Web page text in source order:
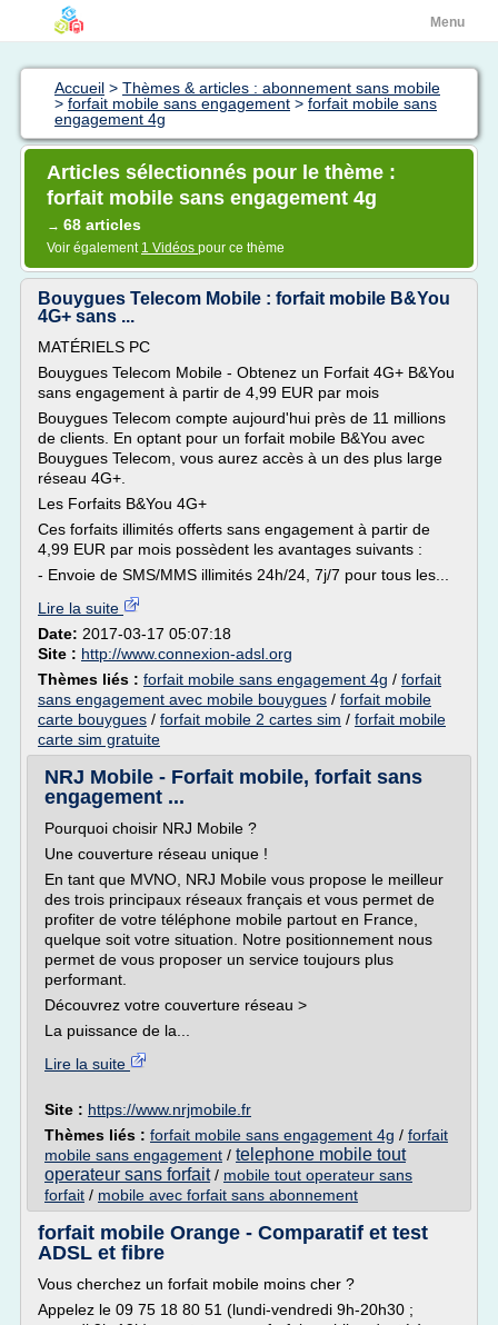
Menu
Accueil > Thèmes & articles : abonnement sans mobile
> forfait mobile sans engagement > forfait mobile sans
engagement 4g
Articles sélectionnés pour le thème :
forfait mobile sans engagement 4g
→ 68 articles
Voir également 1 Vidéos pour ce thème
Bouygues Telecom Mobile : forfait mobile B&You
4G+ sans ...
MATÉRIELS PC
Bouygues Telecom Mobile - Obtenez un Forfait 4G+ B&You
sans engagement à partir de 4,99 EUR par mois
Bouygues Telecom compte aujourd'hui près de 11 millions
de clients. En optant pour un forfait mobile B&You avec
Bouygues Telecom, vous aurez accès à un des plus large
réseau 4G+.
Les Forfaits B&You 4G+
Ces forfaits illimités offerts sans engagement à partir de
4,99 EUR par mois possèdent les avantages suivants :
- Envoie de SMS/MMS illimités 24h/24, 7j/7 pour tous les...
Lire la suite
Date: 2017-03-17 05:07:18
Site : http://www.connexion-adsl.org
Thèmes liés : forfait mobile sans engagement 4g / forfait
sans engagement avec mobile bouygues / forfait mobile
carte bouygues / forfait mobile 2 cartes sim / forfait mobile
carte sim gratuite
NRJ Mobile - Forfait mobile, forfait sans
engagement ...
Pourquoi choisir NRJ Mobile ?
Une couverture réseau unique !
En tant que MVNO, NRJ Mobile vous propose le meilleur
des trois principaux réseaux français et vous permet de
profiter de votre téléphone mobile partout en France,
quelque soit votre situation. Notre positionnement nous
permet de vous proposer un service toujours plus
performant.
Découvrez votre couverture réseau >
La puissance de la...
Lire la suite
Site : https://www.nrjmobile.fr
Thèmes liés : forfait mobile sans engagement 4g / forfait
mobile sans engagement / telephone mobile tout
operateur sans forfait/ mobile tout operateur sans
forfait / mobile avec forfait sans abonnement
forfait mobile Orange - Comparatif et test
ADSL et fibre
Vous cherchez un forfait mobile moins cher ?
Appelez le 09 75 18 80 51 (lundi-vendredi 9h-20h30 ;